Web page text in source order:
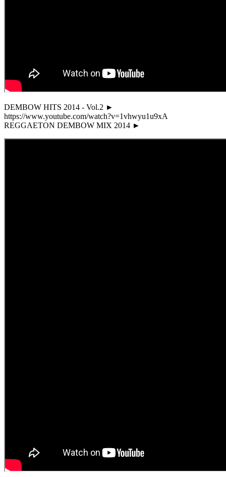
DEMBOW HITS 2014 - Vol.2 ►
https://www.youtube.com/watch?v=1vhwyu1u9xA
REGGAETON DEMBOW MIX 2014 ►